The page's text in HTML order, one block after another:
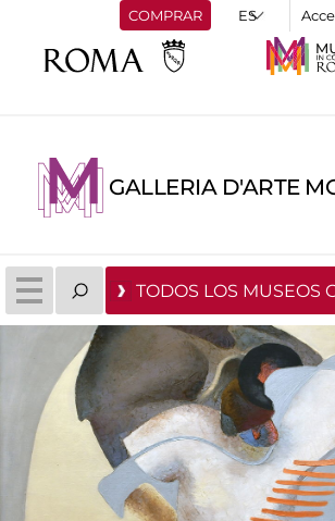
COMPRAR
GALLERIA D'ARTE
TODOS LOS MUSEOS